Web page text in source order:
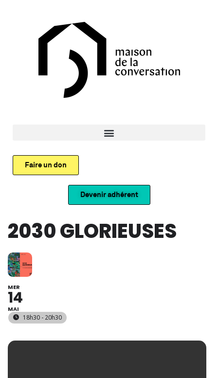
Faire un don
Devenir adhérent
2030 GLORIEUSES
MER
14
MAI
18h30 - 20h30